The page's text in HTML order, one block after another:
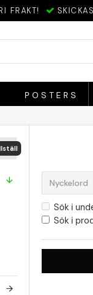
FRAKT!
POSTERS
Sök i
Sök i